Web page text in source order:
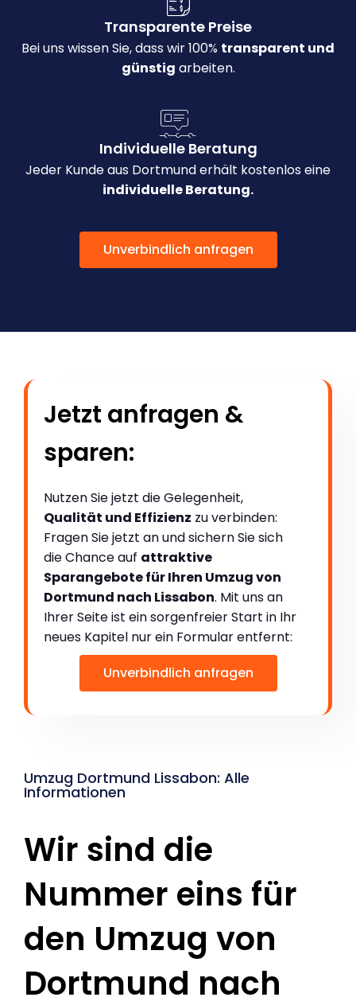
Transparente Preise
Bei uns wissen Sie, dass wir 100% transparent und
günstig arbeiten.
Individuelle Beratung
Jeder Kunde aus Dortmund erhält kostenlos eine
individuelle Beratung.
Unverbindlich anfragen
Jetzt anfragen &
sparen:
Nutzen Sie jetzt die Gelegenheit,
Qualität und Effizienz zu verbinden:
Fragen Sie jetzt an und sichern Sie sich
die Chance auf attraktive
Sparangebote für Ihren Umzug von
Dortmund nach Lissabon. Mit uns an
Ihrer Seite ist ein sorgenfreier Start in Ihr
neues Kapitel nur ein Formular entfernt:
Unverbindlich anfragen
Umzug Dortmund Lissabon: Alle
Informationen
Wir sind die
Nummer eins für
den Umzug von
Dortmund nach